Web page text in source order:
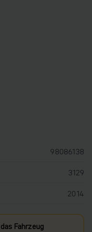
98086138
3129
2014
Fahrzeug